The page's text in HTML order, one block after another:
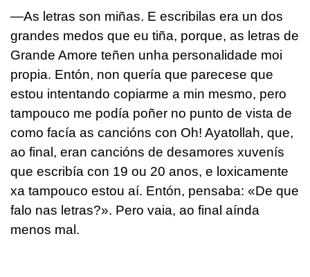
—As letras son miñas. E escribilas era un dos
grandes medos que eu tiña, porque, as letras de
Grande Amore teñen unha personalidade moi
propia. Entón, non quería que parecese que
estou intentando copiarme a min mesmo, pero
tampouco me podía poñer no punto de vista de
como facía as cancións con Oh! Ayatollah, que,
ao final, eran cancións de desamores xuvenís
que escribía con 19 ou 20 anos, e loxicamente
xa tampouco estou aí. Entón, pensaba: «De que
falo nas letras?». Pero vaia, ao final aínda
menos mal.